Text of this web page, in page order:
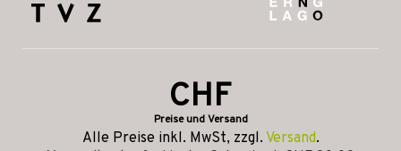
CHF
Preise und Versand
Alle Preise inkl. MwSt, zzgl. Versand.